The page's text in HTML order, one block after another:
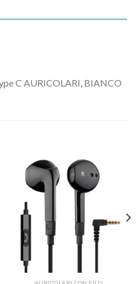
C AURICOLARI, BIANCO
AURICOLARI CON FILO